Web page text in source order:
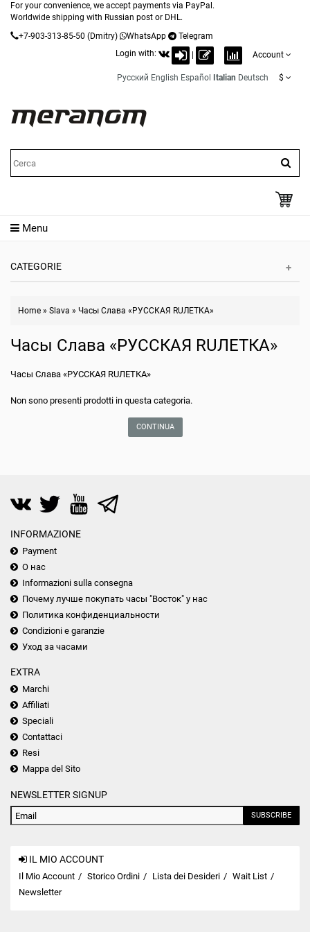
For your convenience, we accept payments via PayPal.
Worldwide shipping with Russian post or DHL.
+7-903-313-85-50 (Dmitry) WhatsApp
Telegram
Login with:
Account
Русский English Español Italian Deutsch $
Menu
CATEGORIE
Home » Slava » Часы Слава «РУССКАЯ RUЛЕТКА»
Часы Слава «РУССКАЯ RUЛЕТКА»
Часы Слава «РУССКАЯ RUЛЕТКА»
Non sono presenti prodotti in questa categoria.
CONTINUA
INFORMAZIONE
Payment
О нас
Informazioni sulla consegna
Почему лучше покупать часы "Восток" у нас
Политика конфиденциальности
Condizioni e garanzie
Уход за часами
EXTRA
Marchi
Affiliati
Speciali
Contattaci
Resi
Mappa del Sito
NEWSLETTER SIGNUP
SUBSCRIBE
IL MIO ACCOUNT
Il Mio Account Storico Ordini Lista dei Desideri
Wait List
Newsletter